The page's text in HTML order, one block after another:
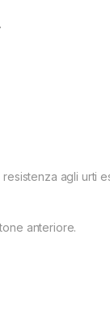
agli urti
anteriore.